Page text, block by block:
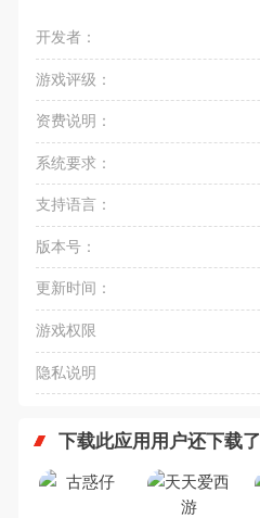
开发者：
游戏评级：
资费说明：
系统要求：
支持语言：
版本号：
更新时间：
游戏权限
隐私说明
下载此应用用户还下载了